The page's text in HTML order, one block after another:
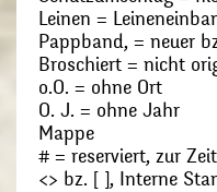
Leinen =
Pappband, = neuer
Broschiert = nicht
o.O. = ohne Ort
O. J. = ohne Jahr
Mappe
# = reserviert, zur
<> bz. [ ], Interne